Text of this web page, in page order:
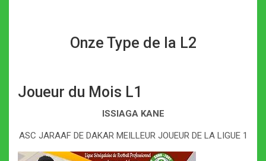
Onze Type de la L2
Joueur du Mois L1
ISSIAGA KANE
ASC JARAAF DE DAKAR MEILLEUR JOUEUR DE LA LIGUE 1